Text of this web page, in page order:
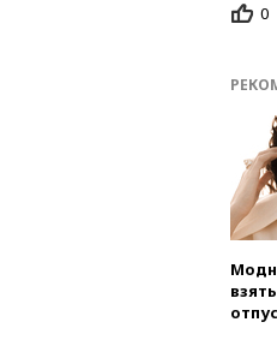
0